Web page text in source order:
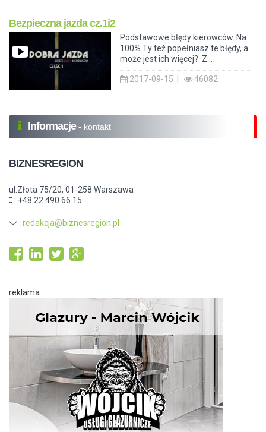
Bezpieczna jazda cz.1i2
Podstawowe błędy kierowców. Na
100% Ty też popełniasz te błędy, a
może jest ich więcej?. Z...
2017-09-15 | 46082
Informacje - kontakt
BIZNESREGION
ul.Złota 75/20, 01-258 Warszawa
: +48 22 490 66 15
: redakcja@biznesregion.pl
reklama